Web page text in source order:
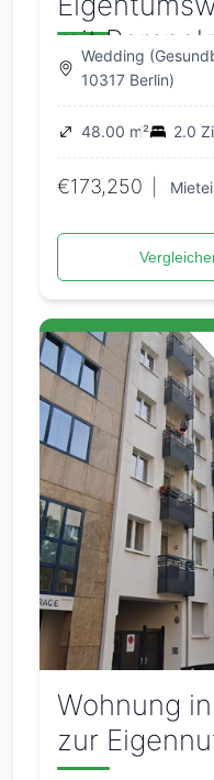
mit
2030
Wedding
10317 Berlin)
48.00 m² 2.0
€173,250
Wohnung
zur